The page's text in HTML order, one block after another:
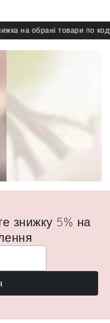
на обрані товари по коду:
знижку 5% на